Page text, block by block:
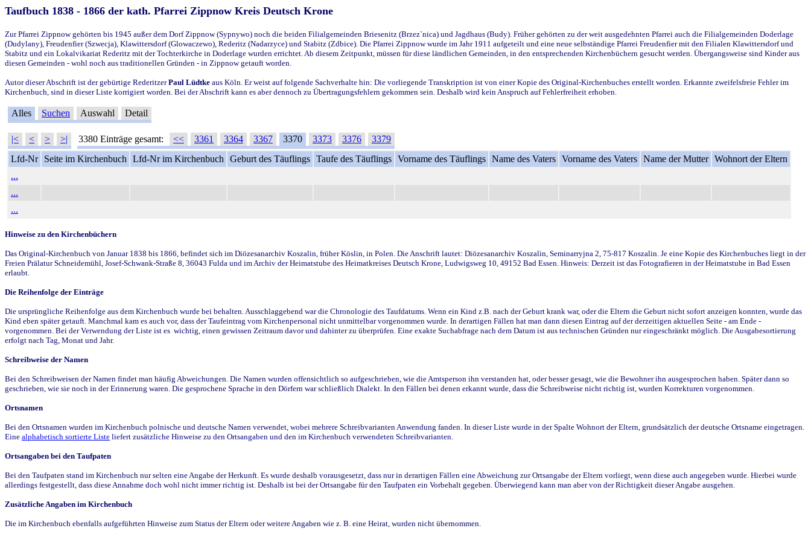
Taufbuch 1838 - 1866 der kath. Pfarrei Zippnow Kreis Deutsch Krone
Zur Pfarrei Zippnow gehörten bis 1945 außer dem Dorf Zippnow (Sypnywo) noch die beiden Filialgemeinden Briesenitz (Brzez`nica) und Jagdhaus (Budy). Früher gehörten zu der weit ausgedehnten Pfarrei auch die Filialgemeinden Doderlage
(Dudylany), Freudenfier (Szwecja), Klawittersdorf (Glowaczewo), Rederitz (Nadarzyce) und Stabitz (Zdbice). Die Pfarrei Zippnow wurde im Jahr 1911 aufgeteilt und eine neue selbständige Pfarrei Freudenfier mit den Filialen Klawittersdorf und
Stabitz und ein Lokalvikariat Rederitz mit der Tochterkirche in Doderlage wurden errichtet. Ab diesem Zeitpunkt, müssen für diese ländlichen Gemeinden, in den entsprechenden Kirchenbüchern gesucht werden. Übergangsweise sind Kinder aus
diesen Gemeinden - wohl noch aus traditionellen Gründen - in Zippnow getauft worden.
Autor dieser Abschrift ist der gebürtige RederitzerPaul Lüdtke aus Köln. Er weist auf folgende Sachverhalte hin: Die vorliegende Transkription ist von einer Kopie des Original-Kirchenbuches erstellt worden. Erkannte zweifelsfreie Fehler im
Kirchenbuch, sind in dieser Liste korrigiert worden. Bei der Abschrift kann es aber dennoch zu Übertragungsfehlern gekommen sein. Deshalb wird kein Anspruch auf Fehlerfreiheit erhoben.
Alles Suchen Auswahl Detail
|< < > >| 3380 Einträge gesamt: << 3361 3364 3367 3370 3373 3376
3379
Lfd-Nr
Seite im Kirchenbuch Lfd-Nr im Kirchenbuch Geburt des Täuflings Taufe des Täuflings Vorname des Täuflings Name des Vaters Vorname des Vaters Name der Mutter Wohnort der Eltern
...
...
...
Hinweise zu den Kirchenbüchern
Das Original-Kirchenbuch von Januar 1838 bis 1866, befindet sich im Diözesanarchiv Koszalin, früher Köslin, in Polen. Die Anschrift lautet: Diözesanarchiv Koszalin, Seminarryjna 2, 75-817 Koszalin. Je eine Kopie des Kirchenbuches liegt in der
Freien Prälatur Schneidemühl, Josef-Schwank-Straße 8, 36043 Fulda und im Archiv der Heimatstube des Heimatkreises Deutsch Krone, Ludwigsweg 10, 49152 Bad Essen. Hinweis: Derzeit ist das Fotografieren in der Heimatstube in Bad Essen
erlaubt.
Die Reihenfolge der Einträge
Die ursprüngliche Reihenfolge aus dem Kirchenbuch wurde bei behalten. Ausschlaggebend war die Chronologie des Taufdatums. Wenn ein Kind z.B. nach der Geburt krank war, oder die Eltern die Geburt nicht sofort anzeigen konnten, wurde das
Kind eben später getauft. Manchmal kam es auch vor, dass der Taufeintrag vom Kirchenpersonal nicht unmittelbar vorgenommen wurde. In derartigen Fällen hat man dann diesen Eintrag auf der derzeitigen aktuellen Seite - am Ende -
vorgenommen. Bei der Verwendung der Liste ist es wichtig, einen gewissen Zeitraum davor und dahinter zu überprüfen. Eine exakte Suchabfrage nach dem Datum ist aus technischen Gründen nur eingeschränkt möglich. Die Ausgabesortierung
erfolgt nach Tag, Monat und Jahr.
Schreibweise der Namen
Bei den Schreibweisen der Namen findet man häufig Abweichungen. Die Namen wurden offensichtlich so aufgeschrieben, wie die Amtsperson ihn verstanden hat, oder besser gesagt, wie die Bewohner ihn ausgesprochen haben. Später dann so
geschrieben, wie sie noch in der Erinnerung waren. Die gesprochene Sprache in den Dörfern war schließlich Dialekt. In den Fällen bei denen erkannt wurde, dass die Schreibweise nicht richtig ist, wurden Korrekturen vorgenommen.
Ortsnamen
Bei den Ortsnamen wurden im Kirchenbuch polnische und deutsche Namen verwendet, wobei mehrere Schreibvarianten Anwendung fanden. In dieser Liste wurde in der Spalte Wohnort der Eltern, grundsätzlich der deutsche Ortsname eingetragen.
Eine alphabetisch sortierte Liste liefert zusätzliche Hinweise zu den Ortsangaben und den im Kirchenbuch verwendeten Schreibvarianten.
Ortsangaben bei den Taufpaten
Bei den Taufpaten stand im Kirchenbuch nur selten eine Angabe der Herkunft. Es wurde deshalb vorausgesetzt, dass nur in derartigen Fällen eine Abweichung zur Ortsangabe der Eltern vorliegt, wenn diese auch angegeben wurde. Hierbei wurde
allerdings festgestellt, dass diese Annahme doch wohl nicht immer richtig ist. Deshalb ist bei der Ortsangabe für den Taufpaten ein Vorbehalt gegeben. Überwiegend kann man aber von der Richtigkeit dieser Angabe ausgehen.
Zusätzliche Angaben im Kirchenbuch
Die im Kirchenbuch ebenfalls aufgeführten Hinweise zum Status der Eltern oder weitere Angaben wie z. B. eine Heirat, wurden nicht übernommen.